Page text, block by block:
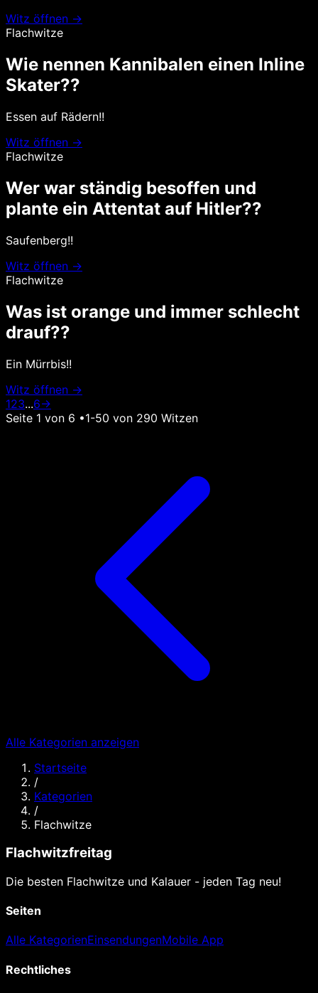
Witz öffnen →
Flachwitze
Wie nennen Kannibalen einen Inline
Skater??
Essen auf Rädern!!
Witz öffnen →
Flachwitze
Wer war ständig besoffen und
plante ein Attentat auf Hitler??
Saufenberg!!
Witz öffnen →
Flachwitze
Was ist orange und immer schlecht
drauf??
Ein Mürrbis!!
Witz öffnen →
123...6→
Seite 1 von 6 •1-50 von 290 Witzen
Alle Kategorien anzeigen
Startseite
/
Kategorien
/
Flachwitze
Flachwitzfreitag
Die besten Flachwitze und Kalauer - jeden Tag neu!
Seiten
Alle KategorienEinsendungenMobile App
Rechtliches